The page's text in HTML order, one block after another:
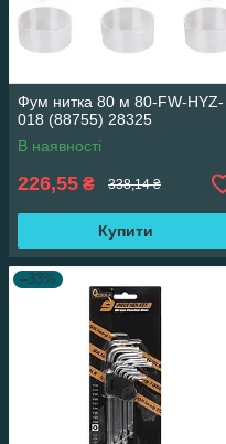
Фум нитка 80 м 80-FW-HYZ-
018 (88755) 28325
В наявності
226,55 ₴ 338,14 ₴
Купити
–33%